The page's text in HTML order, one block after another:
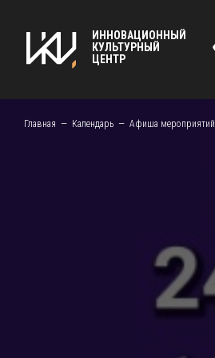
ИННОВАЦИОННЫЙ
КУЛЬТУРНЫЙ
ЦЕНТР
Главная Календарь Афиша мероприятий